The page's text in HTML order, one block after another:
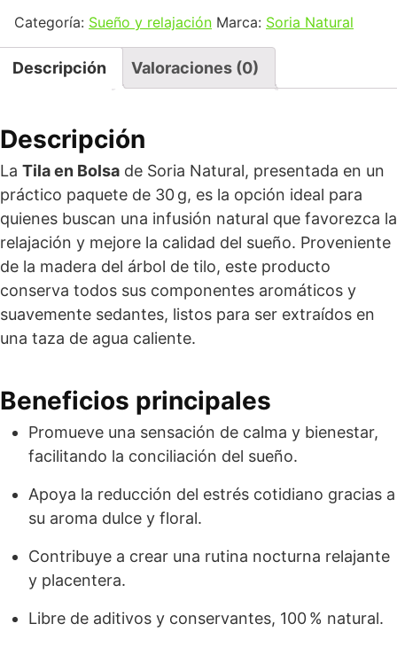
Categoría: Sueño y relajación Marca: Soria Natural
Descripción Valoraciones (0)
Descripción
La Tila en Bolsa de Soria Natural, presentada en un
práctico paquete de 30 g, es la opción ideal para
quienes buscan una infusión natural que favorezca la
relajación y mejore la calidad del sueño. Proveniente
de la madera del árbol de tilo, este producto
conserva todos sus componentes aromáticos y
suavemente sedantes, listos para ser extraídos en
una taza de agua caliente.
Beneficios principales
Promueve una sensación de calma y bienestar,
facilitando la conciliación del sueño.
Apoya la reducción del estrés cotidiano gracias a
su aroma dulce y floral.
Contribuye a crear una rutina nocturna relajante
y placentera.
Libre de aditivos y conservantes, 100 % natural.